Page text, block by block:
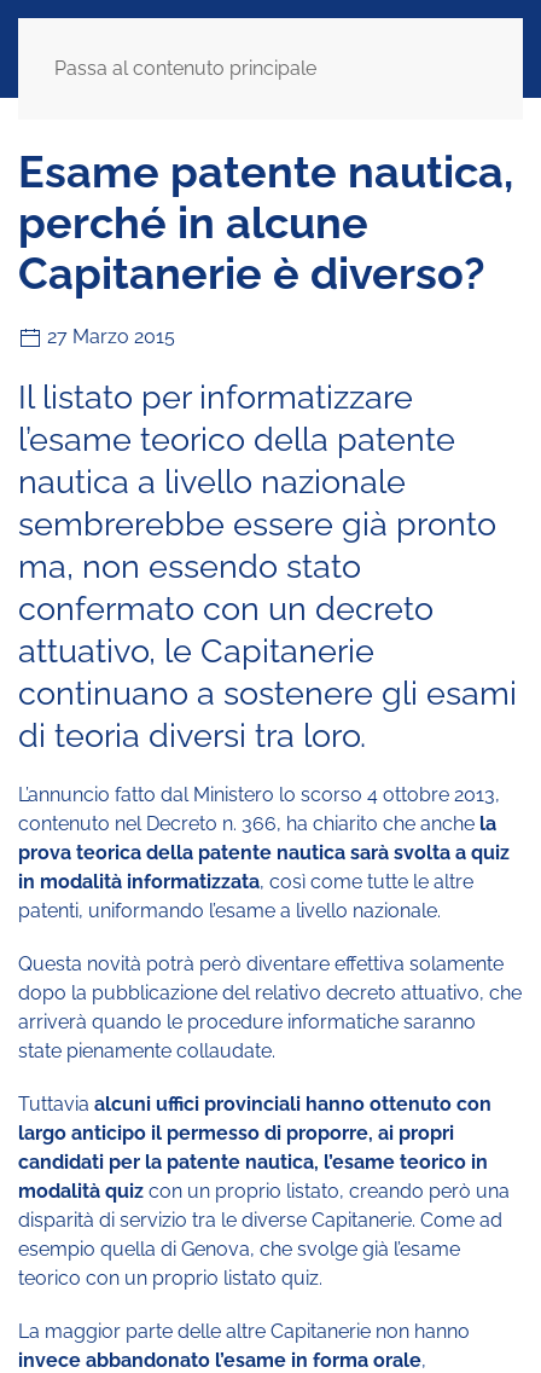
Passa al contenuto principale
Esame patente nautica,
perché in alcune
Capitanerie è diverso?
27 Marzo 2015
Il listato per informatizzare
l’esame teorico della patente
nautica a livello nazionale
sembrerebbe essere già pronto
ma, non essendo stato
confermato con un decreto
attuativo, le Capitanerie
continuano a sostenere gli esami
di teoria diversi tra loro.
L’annuncio fatto dal Ministero lo scorso 4 ottobre 2013,
contenuto nel Decreto n. 366, ha chiarito che anche la
prova teorica della patente nautica sarà svolta a quiz
in modalità informatizzata, così come tutte le altre
patenti, uniformando l’esame a livello nazionale.
Questa novità potrà però diventare effettiva solamente
dopo la pubblicazione del relativo decreto attuativo, che
arriverà quando le procedure informatiche saranno
state pienamente collaudate.
Tuttavia alcuni uffici provinciali hanno ottenuto con
largo anticipo il permesso di proporre, ai propri
candidati per la patente nautica, l’esame teorico in
modalità quiz con un proprio listato, creando però una
disparità di servizio tra le diverse Capitanerie. Come ad
esempio quella di Genova, che svolge già l’esame
teorico con un proprio listato quiz.
La maggior parte delle altre Capitanerie non hanno
invece abbandonato l’esame in forma orale,